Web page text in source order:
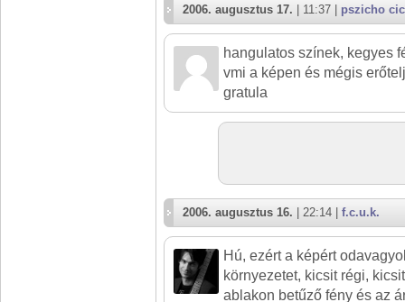
2006. augusztus 17. | 11:37 | pszicho
hangulatos színek, kegyes
vmi a képen és mégis
gratula
2006. augusztus 16. | 22:14 | f.c.u.k.
Hú, ezért a képért
környezetet, kicsit régi,
ablakon betűző fény és az